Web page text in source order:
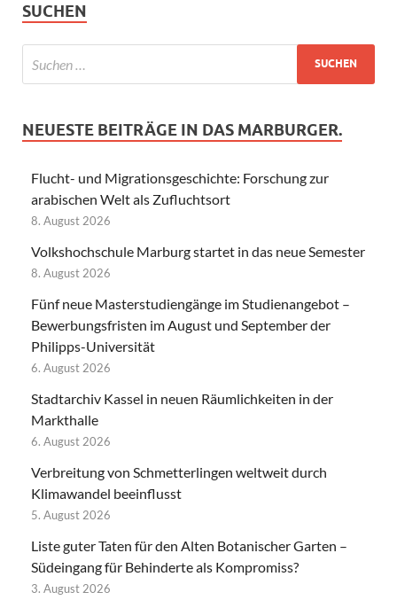
SUCHEN
NEUESTE BEITRÄGE IN DAS MARBURGER.
Flucht- und Migrationsgeschichte: Forschung zur
arabischen Welt als Zufluchtsort
8. August 2026
Volkshochschule Marburg startet in das neue Semester
8. August 2026
Fünf neue Masterstudiengänge im Studienangebot –
Bewerbungsfristen im August und September der
Philipps-Universität
6. August 2026
Stadtarchiv Kassel in neuen Räumlichkeiten in der
Markthalle
6. August 2026
Verbreitung von Schmetterlingen weltweit durch
Klimawandel beeinflusst
5. August 2026
Liste guter Taten für den Alten Botanischer Garten –
Südeingang für Behinderte als Kompromiss?
3. August 2026